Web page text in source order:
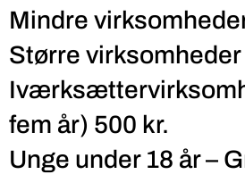
Mindre
Større virksomheder
fem år) 500 kr.
Unge under 18 år –